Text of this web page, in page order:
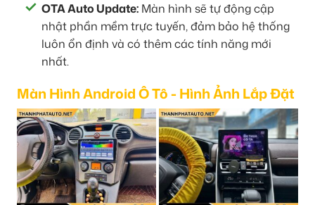
OTA Auto Update: Màn hình sẽ tự động cập
nhật phần mềm trực tuyến, đảm bảo hệ thống
luôn ổn định và có thêm các tính năng mới
nhất.
Màn Hình Android Ô Tô - Hình Ảnh Lắp Đặt